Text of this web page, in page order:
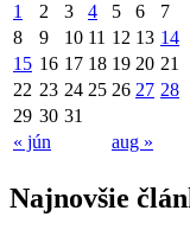
« jún aug »
1 2 3 4 5 6
7
8
9 10 11 12 13 14
15 16 17 18 19 20 21
22 23 24 25 26 27 28
29 30 31
Najnovšie